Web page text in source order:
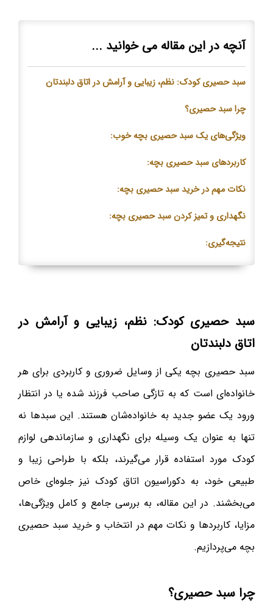
آنچه در این مقاله می خوانید ...
سبد حصیری کودک: نظم، زیبایی و آرامش در اتاق دلبندتان
چرا سبد حصیری؟
ویژگی‌های یک سبد حصیری بچه خوب:
کاربردهای سبد حصیری بچه:
نکات مهم در خرید سبد حصیری بچه:
نگهداری و تمیز کردن سبد حصیری بچه:
نتیجه‌گیری:
سبد حصیری کودک: نظم، زیبایی و آرامش در
اتاق دلبندتان
سبد حصیری بچه یکی از وسایل ضروری و کاربردی برای هر
خانواده‌ای است که به تازگی صاحب فرزند شده یا در انتظار
ورود یک عضو جدید به خانواده‌شان هستند. این سبدها نه
تنها به عنوان یک وسیله برای نگهداری و سازماندهی لوازم
کودک مورد استفاده قرار می‌گیرند، بلکه با طراحی زیبا و
طبیعی خود، به دکوراسیون اتاق کودک نیز جلوه‌ای خاص
می‌بخشند. در این مقاله، به بررسی جامع و کامل ویژگی‌ها،
مزایا، کاربردها و نکات مهم در انتخاب و خرید سبد حصیری
بچه می‌پردازیم.
چرا سبد حصیری؟